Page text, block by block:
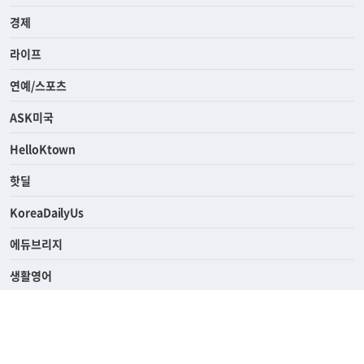
사회
경제
라이프
연예/스포츠
ASK미국
HelloKtown
핫딜
KoreaDailyUs
에듀브리지